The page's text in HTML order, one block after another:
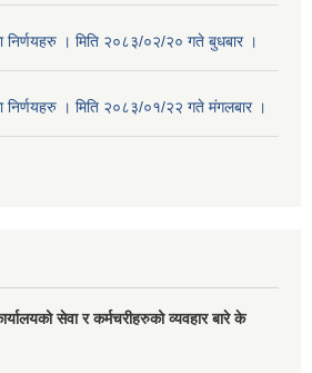
निर्णयहरु । मिति २०८३/०२/२० गते बुधबार ।
निर्णयहरु । मिति २०८३/०१/२२ गते मंगलबार ।
सेवा र कर्मचरीहरुको व्यवहार बारे के